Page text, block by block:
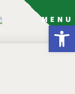
פתח סרגל נגישות
MENU